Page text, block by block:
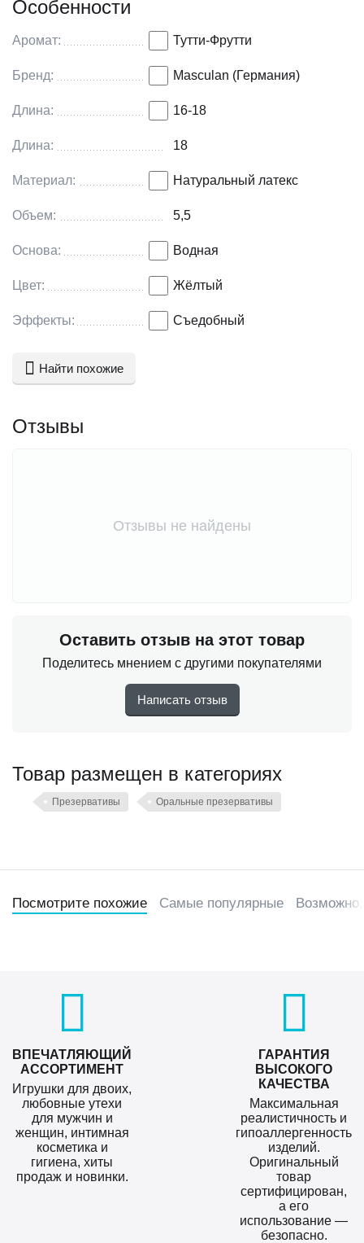
т.д.).Товар сертифицирован.
Аромат: Тутти-Фрутти
Бренд: Masculan (Германия)
Длина: 16-18
Длина: 18
Материал: Натуральный латекс
Объем: 5,5
Основа: Водная
Цвет: Жёлтый
Эффекты: Съедобный
Найти похожие
Отзывы
Отзывы не найдены
Оставить отзыв на этот товар
Поделитесь мнением с другими покупателями
Написать отзыв
Товар размещен в категориях
Презервативы Оральные презервативы
Посмотрите похожие Самые популярные Возможно,
ВПЕЧАТЛЯЮЩИЙ
АССОРТИМЕНТ
Игрушки для двоих,
любовные утехи
для мужчин и
женщин, интимная
косметика и
гигиена, хиты
продаж и новинки.
ГАРАНТИЯ
ВЫСОКОГО
КАЧЕСТВА
Максимальная
реалистичность и
гипоаллергенность
изделий.
Оригинальный
товар
сертифицирован,
а его
использование —
безопасно.